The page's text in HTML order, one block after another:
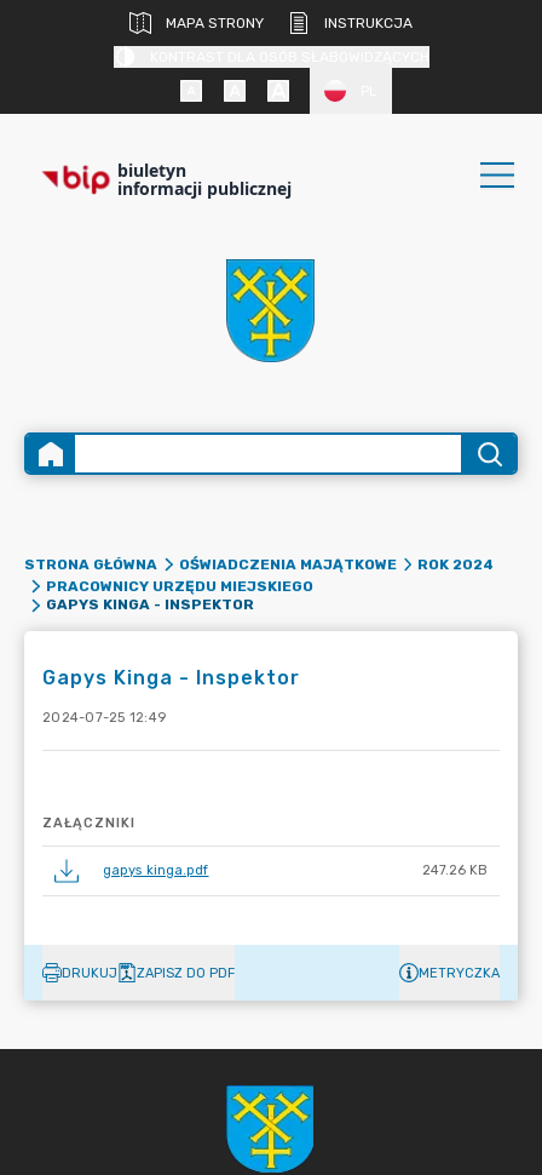
MAPA STRONY
INSTRUKCJA
biuletyn
informacji publicznej
STRONA GŁÓWNA OŚWIADCZENIA MAJĄTKOWE
ROK 2024
PRACOWNICY URZĘDU MIEJSKIEGO
GAPYS KINGA - INSPEKTOR
Gapys Kinga - Inspektor
2024-07-25 12:49
ZAŁĄCZNIKI
gapys kinga.pdf 247.26 KB
DRUKUJ ZAPISZ DO PDF METRYCZKA